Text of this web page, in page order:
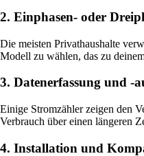
2. Einphasen- oder
Die meisten Privathaushalte
Modell zu wählen, das zu
3. Datenerfassung und -
Einige Stromzähler zeigen den
Verbrauch über einen längeren
4. Installation und